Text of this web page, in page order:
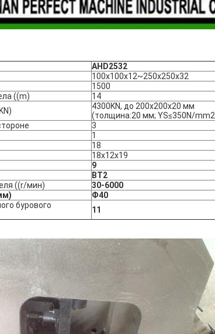
AHD2532
100х100х12~250х250х32
1500
((m)
14
4300KN, до 200x200x20 мм
(толщина:20 мм; YS≤350N/
3
1
18
18х12х19
9
BT2
((r/мин)
30-6000
Ф40
бурового
11